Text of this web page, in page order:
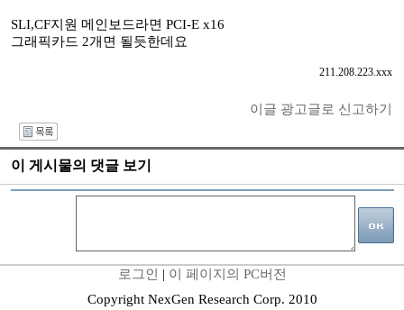
SLI,CF지원 메인보드라면 PCI-E x16
그래픽카드 2개면 될듯한데요
211.208.223.xxx
이글 광고글로 신고하기
이 게시물의 댓글 보기
로그인 | 이 페이지의 PC버전
Copyright NexGen Research Corp. 2010